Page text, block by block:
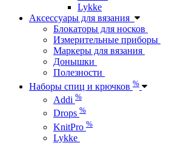
Lykke
Аксессуары для вязания
Блокаторы для носков
Измерительные приборы
Маркеры для вязания
Донышки
Полезности
Наборы спиц и крючков %
Addi %
Drops %
KnitPro %
Lykke